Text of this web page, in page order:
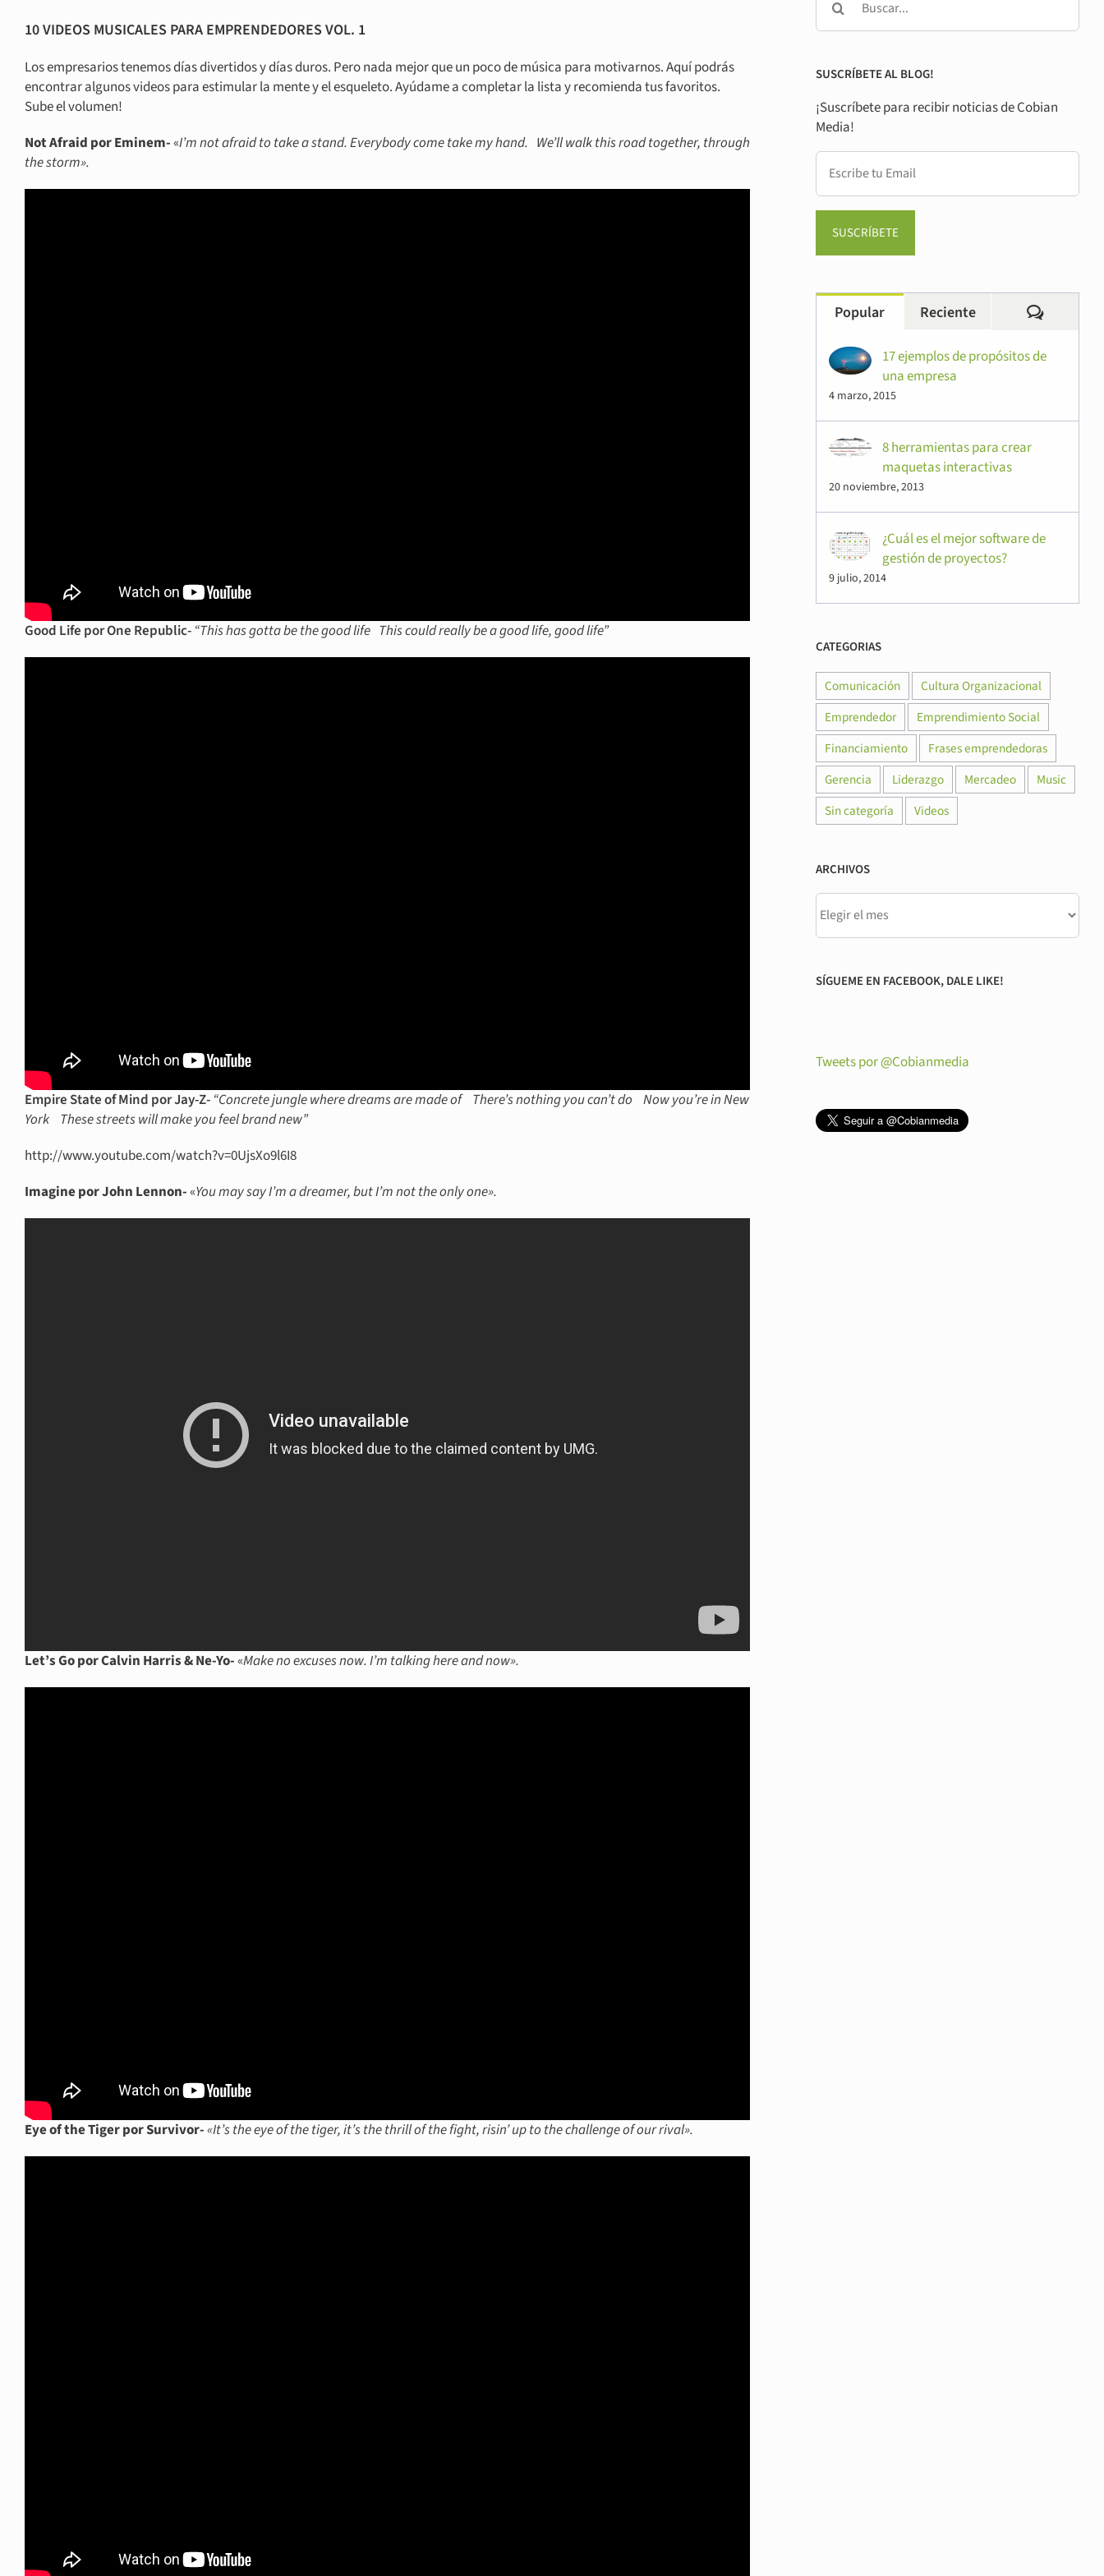
10 VIDEOS MUSICALES PARA EMPRENDEDORES VOL. 1
Los empresarios tenemos días divertidos y días duros. Pero nada mejor que un poco de música para motivarnos. Aquí podrás
encontrar algunos videos para estimular la mente y el esqueleto. Ayúdame a completar la lista y recomienda tus favoritos.
Sube el volumen!
Not Afraid por Eminem-«I’m not afraid to take a stand. Everybody come take my hand. We’ll walk this road together, through
the storm».
Good Life por One Republic- “This has gotta be the good life This could really be a good life, good life”
Empire State of Mind por Jay-Z- “Concrete jungle where dreams are made of There’s nothing you can’t do Now you’re in New
York These streets will make you feel brand new”
http://www.youtube.com/watch?v=0UjsXo9l6I8
Imagine por John Lennon-«You may say I’m a dreamer, but I’m not the only one».
Let’s Go por Calvin Harris & Ne-Yo-«Make no excuses now. I’m talking here and now».
Eye of the Tiger por Survivor-«It’s the eye of the tiger, it’s the thrill of the fight, risin’ up to the challenge of our rival».
SUSCRÍBETE AL BLOG!
¡Suscríbete para recibir noticias de Cobian
Media!
Popular Reciente
17 ejemplos de propósitos de
una empresa
4 marzo, 2015
8 herramientas para crear
maquetas interactivas
20 noviembre, 2013
¿Cuál es el mejor software de
gestión de proyectos?
9 julio, 2014
CATEGORIAS
Comunicación
Cultura Organizacional
Emprendedor
Emprendimiento Social
Financiamiento
Frases emprendedoras
Gerencia
Liderazgo Mercadeo
Music
Sin categoría
Videos
ARCHIVOS
SÍGUEME EN FACEBOOK, DALE LIKE!
Tweets por @Cobianmedia